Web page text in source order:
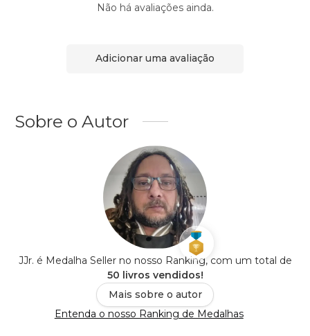
Não há avaliações ainda.
Adicionar uma avaliação
Sobre o Autor
JJr. é Medalha Seller no nosso Ranking, com um total de
50 livros vendidos!
Mais sobre o autor
Entenda o nosso Ranking de Medalhas